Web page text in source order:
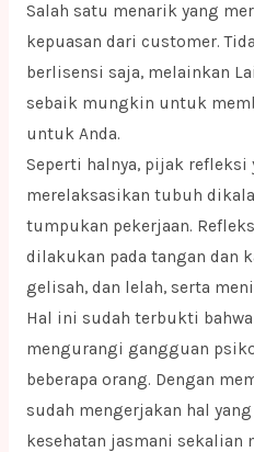
Salah satu menarik yang
kepuasan dari customer.
berlisensi saja, melainkan
sebaik mungkin untuk
untuk Anda.
Seperti halnya, pijak refleksi
merelaksasikan tubuh
tumpukan pekerjaan.
dilakukan pada tangan dan
gelisah, dan lelah, serta
Hal ini sudah terbukti
mengurangi gangguan
beberapa orang. Dengan
sudah mengerjakan hal
kesehatan jasmani sekalian